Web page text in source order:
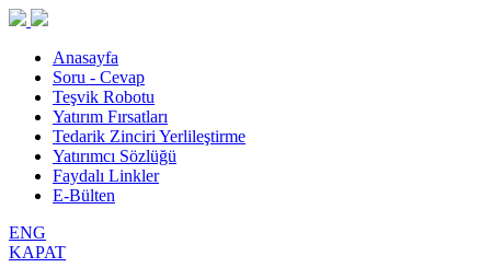
Anasayfa
Soru - Cevap
Teşvik Robotu
Yatırım Fırsatları
Tedarik Zinciri Yerlileştirme
Yatırımcı Sözlüğü
Faydalı Linkler
E-Bülten
ENG
KAPAT